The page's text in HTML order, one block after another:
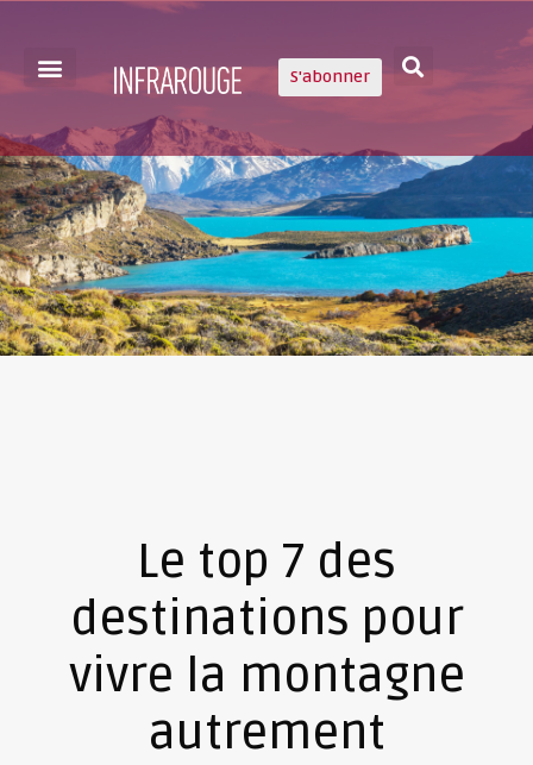
S'abonner
Le top 7 des
destinations pour
vivre la montagne
autrement